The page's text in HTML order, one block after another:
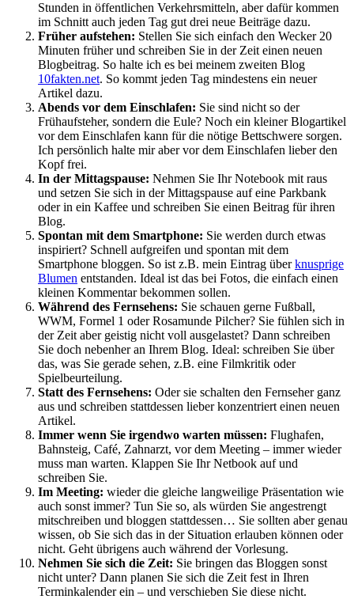
Stunden in öffentlichen Verkehrsmitteln, aber dafür kommen
im Schnitt auch jeden Tag gut drei neue Beiträge dazu.
Früher aufstehen: Stellen Sie sich einfach den Wecker 20
Minuten früher und schreiben Sie in der Zeit einen neuen
Blogbeitrag. So halte ich es bei meinem zweiten Blog
10fakten.net. So kommt jeden Tag mindestens ein neuer
Artikel dazu.
Abends vor dem Einschlafen: Sie sind nicht so der
Frühaufsteher, sondern die Eule? Noch ein kleiner Blogartikel
vor dem Einschlafen kann für die nötige Bettschwere sorgen.
Ich persönlich halte mir aber vor dem Einschlafen lieber den
Kopf frei.
In der Mittagspause: Nehmen Sie Ihr Notebook mit raus
und setzen Sie sich in der Mittagspause auf eine Parkbank
oder in ein Kaffee und schreiben Sie einen Beitrag für ihren
Blog.
Spontan mit dem Smartphone: Sie werden durch etwas
inspiriert? Schnell aufgreifen und spontan mit dem
Smartphone bloggen. So ist z.B. mein Eintrag überknusprige
Blumen entstanden. Ideal ist das bei Fotos, die einfach einen
kleinen Kommentar bekommen sollen.
Während des Fernsehens: Sie schauen gerne Fußball,
WWM, Formel 1 oder Rosamunde Pilcher? Sie fühlen sich in
der Zeit aber geistig nicht voll ausgelastet? Dann schreiben
Sie doch nebenher an Ihrem Blog. Ideal: schreiben Sie über
das, was Sie gerade sehen, z.B. eine Filmkritik oder
Spielbeurteilung.
Statt des Fernsehens: Oder sie schalten den Fernseher ganz
aus und schreiben stattdessen lieber konzentriert einen neuen
Artikel.
Immer wenn Sie irgendwo warten müssen: Flughafen,
Bahnsteig, Café, Zahnarzt, vor dem Meeting – immer wieder
muss man warten. Klappen Sie Ihr Netbook auf und
schreiben Sie.
Im Meeting: wieder die gleiche langweilige Präsentation wie
auch sonst immer? Tun Sie so, als würden Sie angestrengt
mitschreiben und bloggen stattdessen… Sie sollten aber genau
wissen, ob Sie sich das in der Situation erlauben können oder
nicht. Geht übrigens auch während der Vorlesung.
Nehmen Sie sich die Zeit: Sie bringen das Bloggen sonst
nicht unter? Dann planen Sie sich die Zeit fest in Ihren
Terminkalender ein – und verschieben Sie diese nicht.